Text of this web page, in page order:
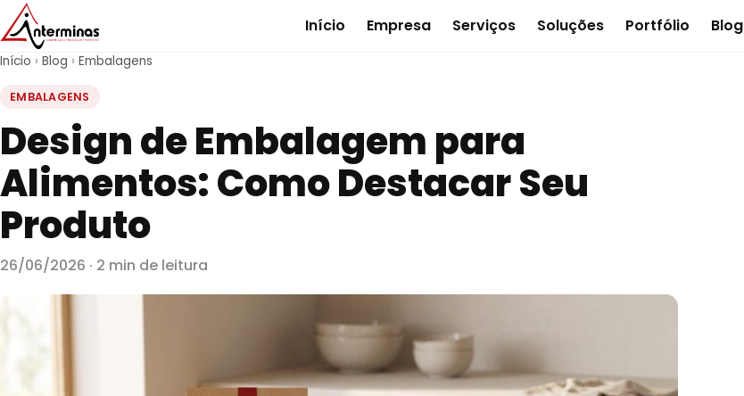
Início Empresa Serviços Soluções Portfólio Blog
Início › Blog › Embalagens
EMBALAGENS
Design de Embalagem para
Alimentos: Como Destacar Seu
Produto
26/06/2026 · 2 min de leitura